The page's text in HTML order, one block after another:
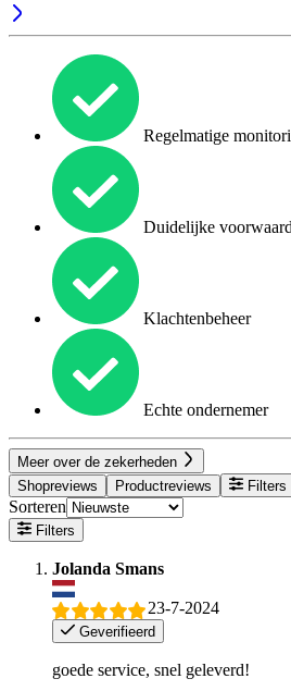
Regelmatige
Duidelijke
Klachtenbeheer
Echte ondernemer
Meer over de zekerheden
Shopreviews
Productreviews Filters
Sorteren
Filters
Jolanda Smans
23-7-2024
Geverifieerd
goede service, snel geleverd!